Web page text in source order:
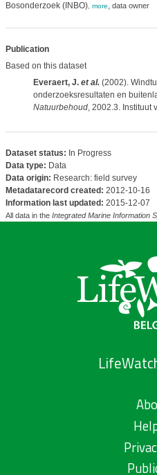
Bosonderzoek (INBO), more, data owner
Publication
Based on this dataset
Everaert, J. et al.(2002).
onderzoeksresultaten en
Natuurbehoud, 2002.3. Instituut
Dataset status: In Progress
Data type: Data
Data origin: Research: field survey
Metadatarecord created: 2012-10-16
Information last updated: 2015-12-07
All data in the Integrated Marine Information